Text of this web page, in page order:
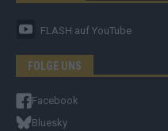
FLASH auf YouTube
FOLGE UNS
Facebook
Bluesky